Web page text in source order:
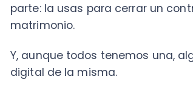
identidad virtual de un
realizadas en Internet.
En concreto, hablamos de un
un email o transportado en un
seguro para la identificación de una